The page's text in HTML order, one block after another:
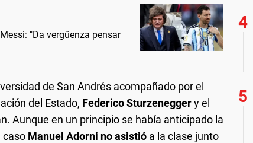
"Da vergüenza pensar
de San Andrés acompañado por el
del Estado, Federico Sturzeneggery el
Aunque en un principio se había anticipado la
caso Manuel Adorni no asistió a la clase junto